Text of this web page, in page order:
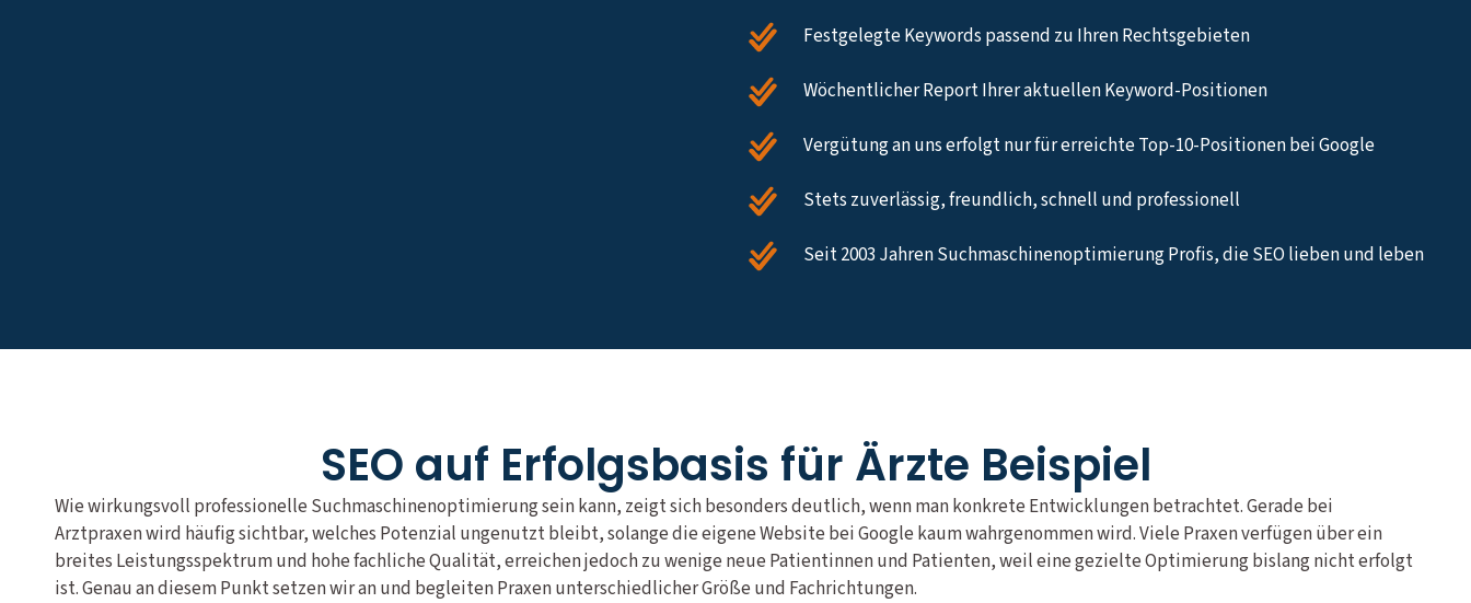
Festgelegte Keywords passend zu Ihren Rechtsgebieten
Wöchentlicher Report Ihrer aktuellen Keyword-Positionen
Vergütung an uns erfolgt nur für erreichte Top-10-Positionen bei Google
Stets zuverlässig, freundlich, schnell und professionell
Seit 2003 Jahren Suchmaschinenoptimierung Profis, die SEO lieben und leben
SEO auf Erfolgsbasis für Ärzte Beispiel
Wie wirkungsvoll professionelle Suchmaschinenoptimierung sein kann, zeigt sich besonders deutlich, wenn man konkrete Entwicklungen betrachtet. Gerade bei
Arztpraxen wird häufig sichtbar, welches Potenzial ungenutzt bleibt, solange die eigene Website bei Google kaum wahrgenommen wird. Viele Praxen verfügen über ein
breites Leistungsspektrum und hohe fachliche Qualität, erreichen jedoch zu wenige neue Patientinnen und Patienten, weil eine gezielte Optimierung bislang nicht erfolgt
ist. Genau an diesem Punkt setzen wir an und begleiten Praxen unterschiedlicher Größe und Fachrichtungen.